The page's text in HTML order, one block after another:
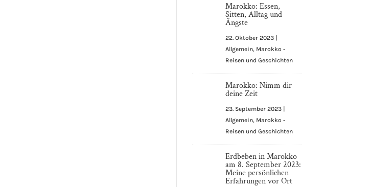
Marokko: Essen,
Sitten, Alltag und
Ängste
22. Oktober 2023|
Allgemein, Marokko -
Reisen und Geschichten
Marokko: Nimm dir
deine Zeit
23. September 2023|
Allgemein, Marokko -
Reisen und Geschichten
Erdbeben in Marokko
am 8. September 2023:
Meine persönlichen
Erfahrungen vor Ort